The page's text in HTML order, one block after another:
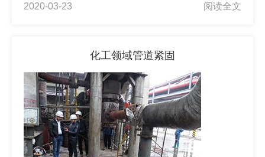
2020-03-23 阅读全文
化工领域管道紧固